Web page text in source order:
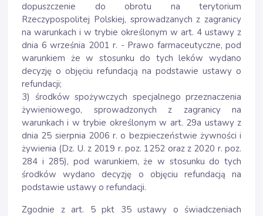
dopuszczenie do obrotu na terytorium
Rzeczypospolitej Polskiej, sprowadzanych z zagranicy
na warunkach i w trybie określonym w art. 4 ustawy z
dnia 6 września 2001 r. - Prawo farmaceutyczne, pod
warunkiem że w stosunku do tych leków wydano
decyzję o objęciu refundacją na podstawie ustawy o
refundacji;
3) środków spożywczych specjalnego przeznaczenia
żywieniowego, sprowadzonych z zagranicy na
warunkach i w trybie określonym w art. 29a ustawy z
dnia 25 sierpnia 2006 r. o bezpieczeństwie żywności i
żywienia (Dz. U. z 2019 r. poz. 1252 oraz z 2020 r. poz.
284 i 285), pod warunkiem, że w stosunku do tych
środków wydano decyzję o objęciu refundacją na
podstawie ustawy o refundacji.
Zgodnie z art. 5 pkt 35 ustawy o świadczeniach